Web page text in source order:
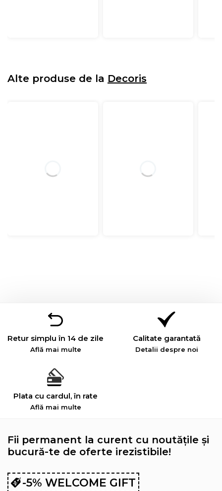
Alte produse de la Decoris
Retur simplu în 14 de zile
Află mai multe
Calitate garantată
Detalii despre noi
Plata cu cardul, în rate
Află mai multe
Fii permanent la curent cu noutățile și
bucură-te de oferte irezistibile!
-5% WELCOME GIFT